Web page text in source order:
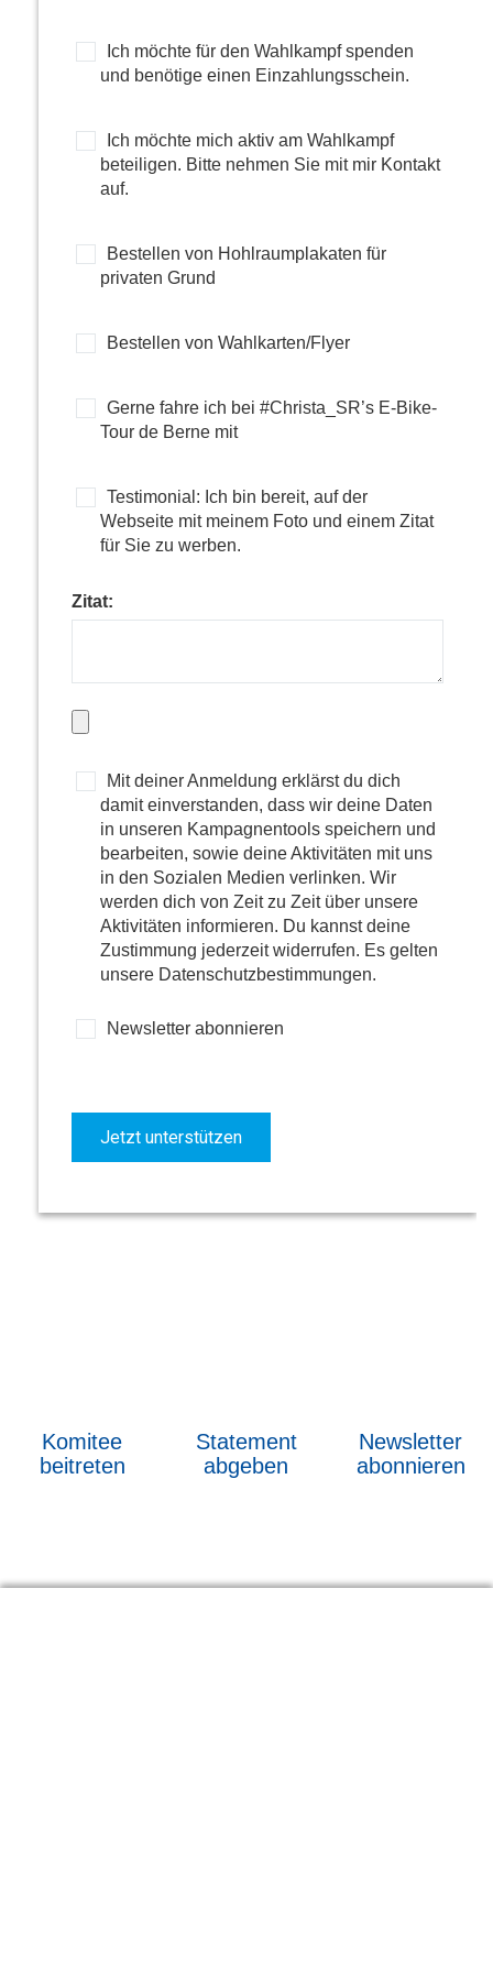
Ich möchte für den Wahlkampf spenden
und benötige einen Einzahlungsschein.
Ich möchte mich aktiv am Wahlkampf
beteiligen. Bitte nehmen Sie mit mir Kontakt
auf.
Bestellen von Hohlraumplakaten für
privaten Grund
Bestellen von Wahlkarten/Flyer
Gerne fahre ich bei #Christa_SR’s E-Bike-
Tour de Berne mit
Testimonial: Ich bin bereit, auf der
Webseite mit meinem Foto und einem Zitat
für Sie zu werben.
Zitat:
Mit deiner Anmeldung erklärst du dich
damit einverstanden, dass wir deine Daten
in unseren Kampagnentools speichern und
bearbeiten, sowie deine Aktivitäten mit uns
in den Sozialen Medien verlinken. Wir
werden dich von Zeit zu Zeit über unsere
Aktivitäten informieren. Du kannst deine
Zustimmung jederzeit widerrufen. Es gelten
unsere Datenschutzbestimmungen.
Newsletter abonnieren
Jetzt unterstützen
Komitee
beitreten
Statement
abgeben
Newsletter
abonnieren